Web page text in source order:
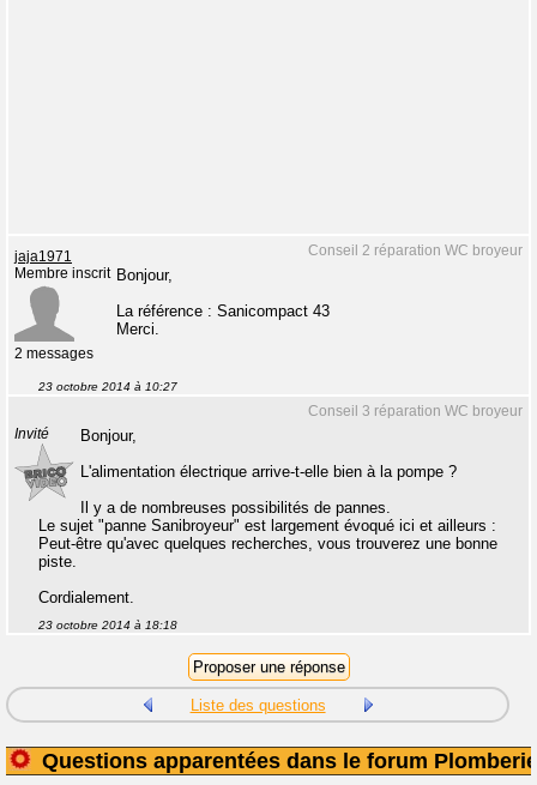
Conseil 2 réparation WC broyeur
jaja1971
Membre inscrit
2 messages
Bonjour,
La référence : Sanicompact 43
Merci.
23 octobre 2014 à 10:27
Conseil 3 réparation WC broyeur
Invité
Bonjour,
L'alimentation électrique arrive-t-elle bien à la pompe ?
Il y a de nombreuses possibilités de pannes.
Le sujet "panne Sanibroyeur" est largement évoqué ici et ailleurs :
Peut-être qu'avec quelques recherches, vous trouverez une bonne
piste.
Cordialement.
23 octobre 2014 à 18:18
Liste des questions
Questions apparentées dans le forum Plomberie